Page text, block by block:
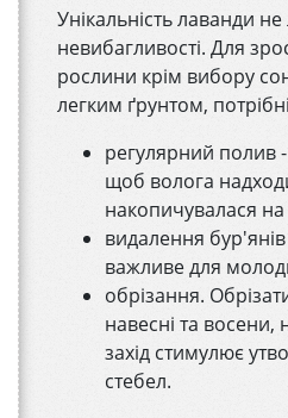
Унікальність лаванди не
невибагливості. Для
рослини крім вибору
легким ґрунтом,
регулярний полив
щоб волога
накопичувалася на
видалення
важливе для
обрізання.
навесні та
захід стимулює
стебел.